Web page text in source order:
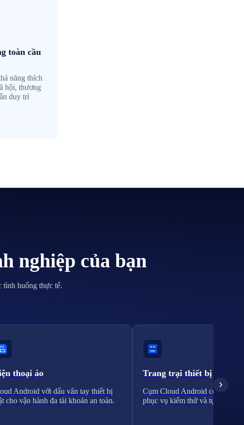
toàn cầu
năng thích
hội, thương
duy trì
nghiệp của bạn
tình huống thực tế.
thoại ảo
Android với dấu vân tay thiết bị
cho vận hành đa tài khoản an toàn.
Trang trại thiết bị
Cụm Cloud Android có thể mở
phục vụ kiểm thử và tự động